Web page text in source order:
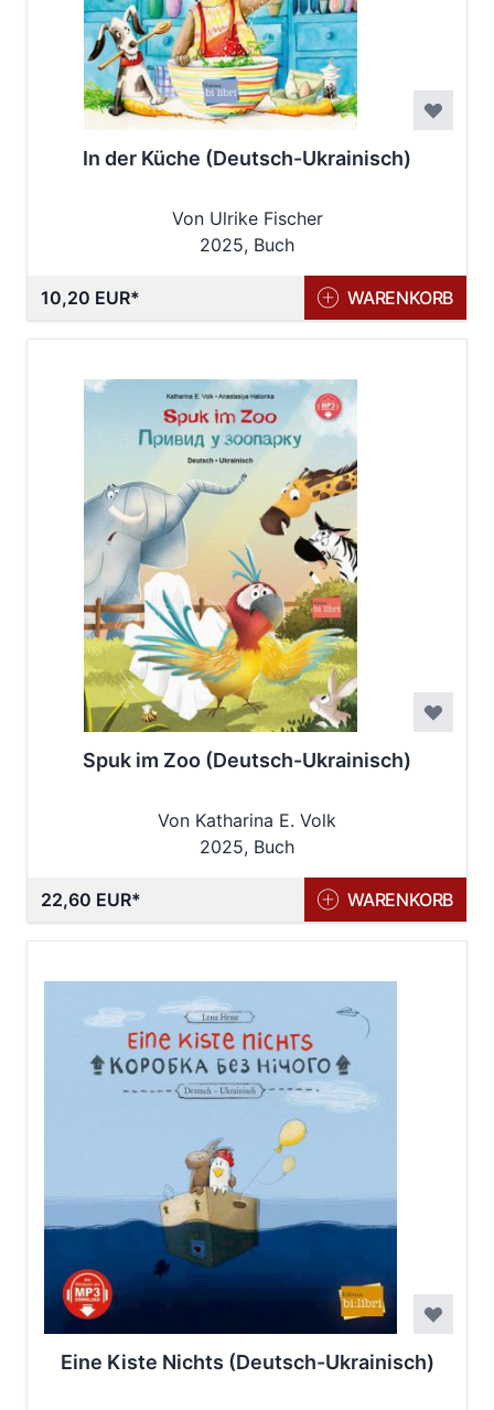
In der Küche (Deutsch-Ukrainisch)
Von Ulrike Fischer
2025, Buch
10,20 EUR WARENKORB
Spuk im Zoo (Deutsch-Ukrainisch)
Von Katharina E. Volk
2025, Buch
22,60 EUR WARENKORB
Eine Kiste Nichts (Deutsch-Ukrainisch)